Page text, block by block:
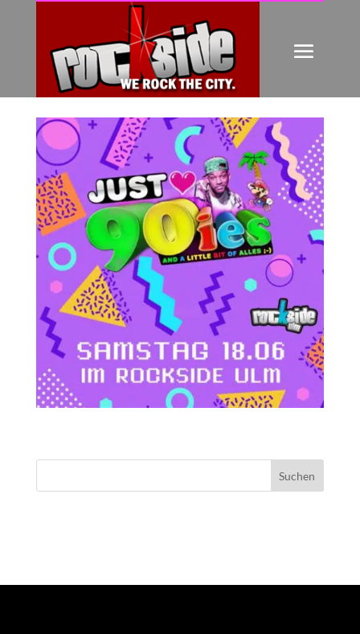
JUST 90IES SA.18.06.22
Friedrich Hieber|Mai 30, 2022